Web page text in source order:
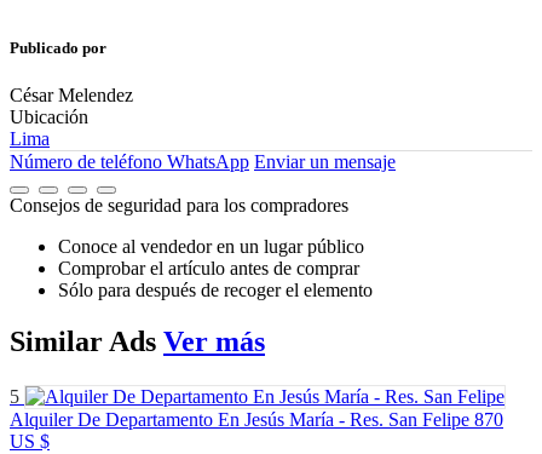
Publicado por
César Melendez
Ubicación
Lima
Número de teléfono WhatsApp Enviar un mensaje
Consejos de seguridad para los compradores
Conoce al vendedor en un lugar público
Comprobar el artículo antes de comprar
Sólo para después de recoger el elemento
Similar Ads Ver más
5
Alquiler De Departamento En Jesús María - Res. San Felipe 870
US $